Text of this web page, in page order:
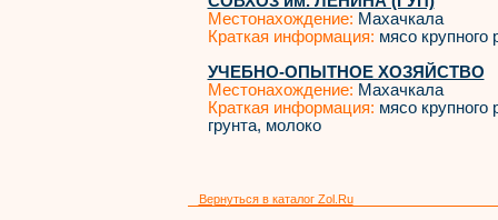
Местонахождение: Махачкала
Краткая информация: мясо крупного
УЧЕБНО-ОПЫТНОЕ ХОЗЯЙСТВО
Местонахождение: Махачкала
Краткая информация: мясо крупного
грунта, молоко
Вернуться в каталог Zol.Ru